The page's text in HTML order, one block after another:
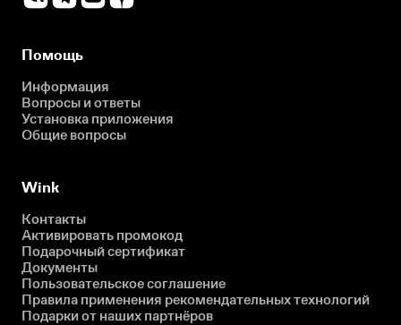
Помощь
Информация
Вопросы и ответы
Установка приложения
Общие вопросы
Wink
Контакты
Активировать промокод
Подарочный сертификат
Документы
Пользовательское соглашение
Правила применения рекомендательных технологий
Подарки от наших партнёров